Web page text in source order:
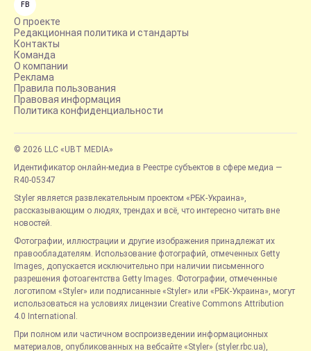
FB
О проекте
Редакционная политика и стандарты
Контакты
Команда
О компании
Реклама
Правила пользования
Правовая информация
Политика конфиденциальности
© 2026 LLC «UBT MEDIA»
Идентификатор онлайн-медиа в Реестре субъектов в сфере медиа —
R40-05347
Styler является развлекательным проектом «РБК-Украина»,
рассказывающим о людях, трендах и всё, что интересно читать вне
новостей.
Фотографии, иллюстрации и другие изображения принадлежат их
правообладателям. Использование фотографий, отмеченных Getty
Images, допускается исключительно при наличии письменного
разрешения фотоагентства Getty Images. Фотографии, отмеченные
логотипом «Styler» или подписанные «Styler» или «РБК-Украина», могут
использоваться на условиях лицензии Creative Commons Attribution
4.0 International.
При полном или частичном воспроизведении информационных
материалов, опубликованных на вебсайте «Styler» (styler.rbc.ua),